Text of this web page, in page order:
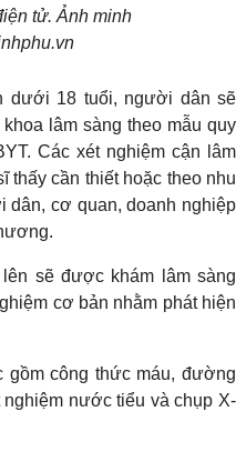
tử. Ảnh minh
dưới 18 tuổi, người dân sẽ
lâm sàng theo mẫu quy
Các xét nghiệm cận lâm
thấy cần thiết hoặc theo nhu
dân, cơ quan, doanh nghiệp
sẽ được khám lâm sàng
cơ bản nhằm phát hiện
gồm công thức máu, đường
nghiệm nước tiểu và chụp X-